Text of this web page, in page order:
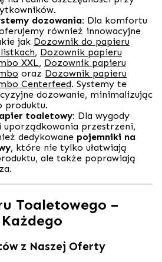
dozowania: Dla komfortu
również innowacyjne
jak Dozownik do papieru
, Dozownik papieru
XXL, Dozownik papieru
oraz Dozownik papieru
Centerfeed. Systemy te
dozowanie, minimalizując
produktu.
toaletowy: Dla wygody
przestrzeni,
dedykowane pojemniki na
, które nie tylko ułatwiają
ale także poprawiają
Toaletowego –
z Naszej Oferty